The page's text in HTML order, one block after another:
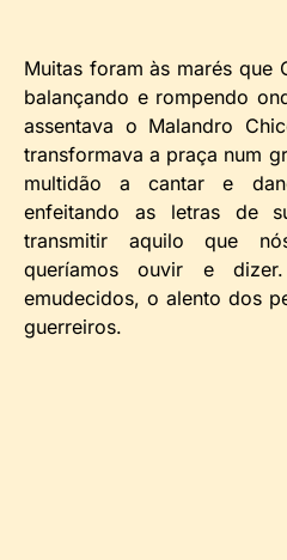
Muitas foram às marés que
balançando e rompendo
assentava o Malandro
transformava a praça num
multidão a cantar e
enfeitando as letras de
transmitir aquilo que
queríamos ouvir e
emudecidos, o alento dos
guerreiros.